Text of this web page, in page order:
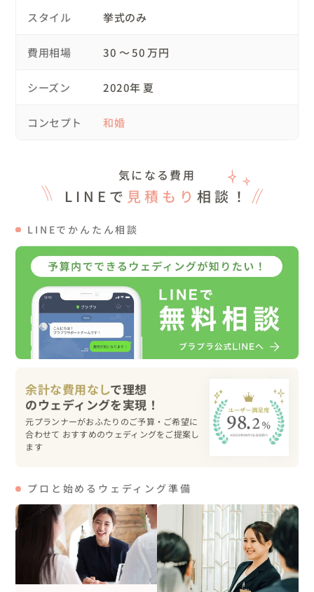
真っ直ぐに自分の想いや
言葉にして伝えられる人は、
何年先も何十年先も
幸せにしているんだろうな…
見つけてくれたことに、
選んでくださったことに
心から感謝して。
末永くお幸せに。
スタイル 挙式のみ
費用相場 30 〜 50 万円
シーズン 2020年 夏
コンセプト 和婚
気になる費用
LINEで 見積もり 相談！
LINEでかんたん相談
余計な費用なしで理想
元プランナーがおふたりのご予算・ご希望に
合わせて おすすめのウェディングをご提案し
ます
プロと始めるウェディング準備